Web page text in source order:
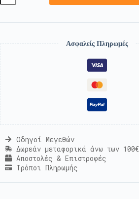
Ασφαλείς Πληρωμές
Οδηγοί Μεγεθών
Δωρεάν μεταφορικά άνω των 100€
Αποστολές & Επιστροφές
Τρόποι Πληρωμής